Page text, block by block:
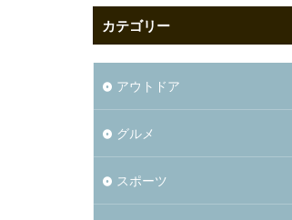
カテゴリー
アウトドア
グルメ
スポーツ